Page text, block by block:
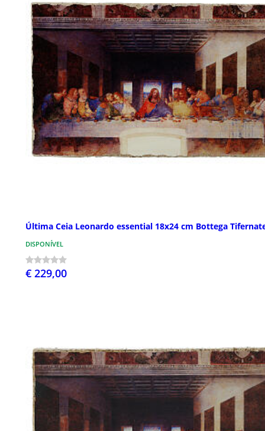
Última Ceia Leonardo essential 18x24 cm Bottega
DISPONÍVEL
€ 229,00